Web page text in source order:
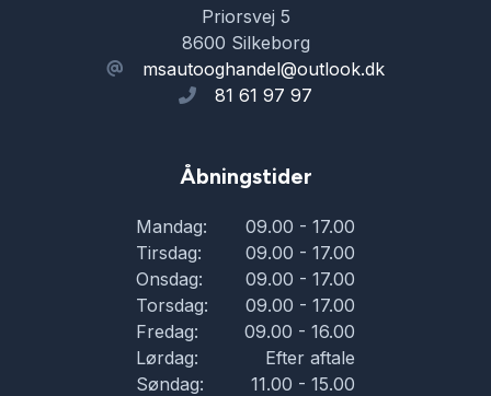
Priorsvej 5
8600 Silkeborg
msautooghandel@outlook.dk
81 61 97 97
Åbningstider
Mandag:
09.00 - 17.00
Tirsdag:
09.00 - 17.00
Onsdag:
09.00 - 17.00
Torsdag:
09.00 - 17.00
Fredag:
09.00 - 16.00
Lørdag:
Efter aftale
Søndag:
11.00 - 15.00